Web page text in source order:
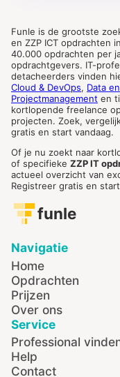
Funle is de grootste
en ZZP ICT opdrachten
40.000 opdrachten per
opdrachtgevers. IT-
detacheerders vinden
Cloud & DevOps, Data
Projectmanagement en
kortlopende freelance
projecten. Zoek,
gratis en start vandaag.
Of je nu zoekt naar
of specifieke ZZP IT
actueel overzicht van
Registreer gratis en
funle
Navigatie
Home
Opdrachten
Prijzen
Over ons
Service
Professional
Help
Contact